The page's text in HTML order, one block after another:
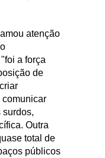
atenção
a força
de
comunicar
surdos,
Outra
total de
públicos